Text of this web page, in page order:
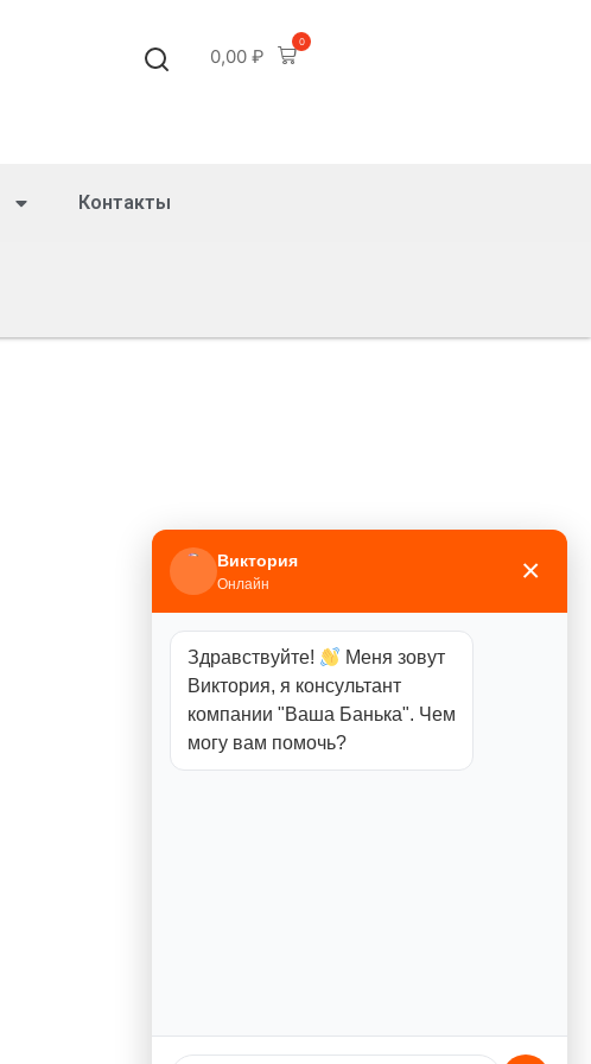
0,00 ₽
0
Контакты
Виктория
Онлайн ×
Здравствуйте!
Меня зовут
Виктория, я консультант
компании "Ваша Банька". Чем
могу вам помочь?